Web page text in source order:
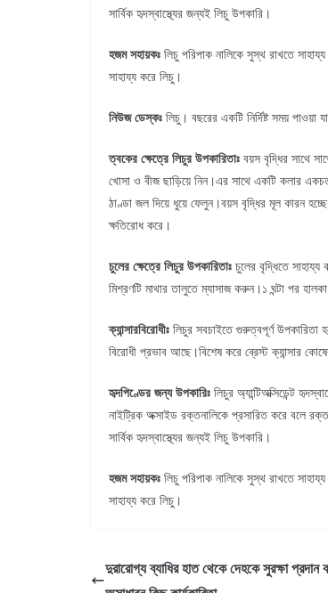
সার্বিক হৃদস্বাস্থ্যের জন্যই লিচু উপকারি।
হজম সহায়কঃ লিচু পরিপাক নালিকে সুস্থ রাখতে
সাহায্য করে লিচু।
নিউজ ডেস্কঃ লিচু। বছরের একটি নির্দিষ্ট সময়
ত্বকের ক্ষেত্রে লিচুর উপকারিতাঃ বয়স বৃদ্ধির সাথে
খোসা ও বীজ ছাড়িয়ে নিন।এর সাথে একটি কলার
ঠাণ্ডা জল দিয়ে ধুয়ে ফেলুন।বয়স বৃদ্ধির মূল কারন
ক্ষতিরোধ করে।
চুলের ক্ষেত্রে লিচুর উপকারিতাঃ চুলের বৃদ্ধিতে
মিশ্রণটি মাথার তালুতে ম্যাসাজ করুন।১ ঘন্টা পর
ক্যান্সারবিরোধীঃ লিচুর সবচাইতে গুরুত্বপূর্ণ উপকারিতা
বিরোধী প্রভাব আছে।বিশেষ করে ব্রেস্ট ক্যান্সার
হৃদপিণ্ডের জন্য উপকারিঃ লিচুর অ্যান্টিঅক্সিডেন্ট
নাইট্রিক অক্সাইড রক্তনালিকে প্রসারিত করে বলে
সার্বিক হৃদস্বাস্থ্যের জন্যই লিচু উপকারি।
হজম সহায়কঃ লিচু পরিপাক নালিকে সুস্থ রাখতে
সাহায্য করে লিচু।
দুরারোগ্য ব্যাধির হাত থেকে দেহকে সুরক্ষা প্রদান